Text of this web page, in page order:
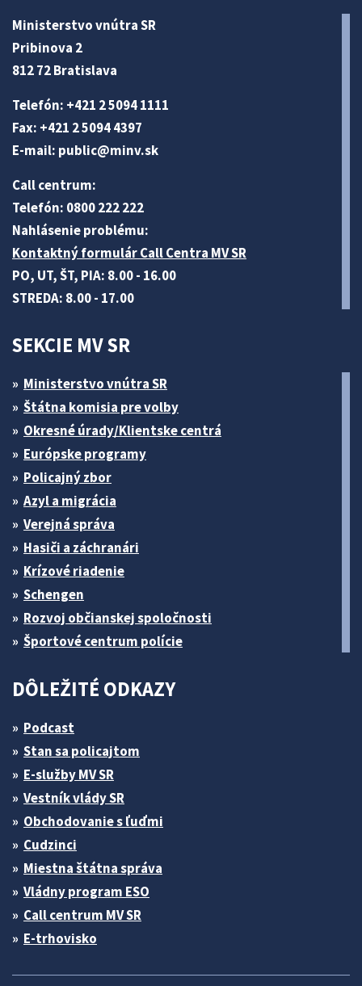
Ministerstvo vnútra SR
Pribinova 2
812 72 Bratislava
Telefón: +421 2 5094 1111
Fax: +421 2 5094 4397
E-mail: public@minv.sk
Call centrum:
Telefón: 0800 222 222
Nahlásenie problému:
Kontaktný formulár Call Centra MV SR
PO, UT, ŠT, PIA: 8.00 - 16.00
STREDA: 8.00 - 17.00
SEKCIE MV SR
Ministerstvo vnútra SR
Štátna komisia pre volby
Okresné úrady/Klientske centrá
Európske programy
Policajný zbor
Azyl a migrácia
Verejná správa
Hasiči a záchranári
Krízové riadenie
Schengen
Rozvoj občianskej spoločnosti
Športové centrum polície
DÔLEŽITÉ ODKAZY
Podcast
Stan sa policajtom
E-služby MV SR
Vestník vlády SR
Obchodovanie s ľuďmi
Cudzinci
Miestna štátna správa
Vládny program ESO
Call centrum MV SR
E-trhovisko